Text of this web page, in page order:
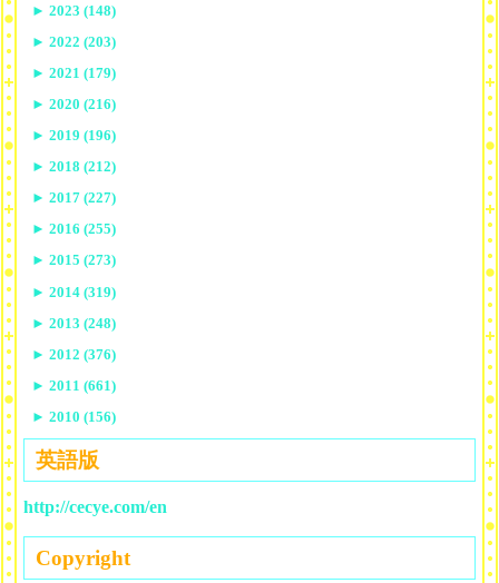
► 2023 (148)
► 2022 (203)
► 2021 (179)
► 2020 (216)
► 2019 (196)
► 2018 (212)
► 2017 (227)
► 2016 (255)
► 2015 (273)
► 2014 (319)
► 2013 (248)
► 2012 (376)
► 2011 (661)
► 2010 (156)
英語版
http://cecye.com/en
Copyright